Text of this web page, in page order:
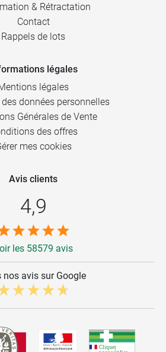
& Rétractation
Contact
Rappels de lots
légales
légales
données personnelles
Générales de Vente
des offres
mes cookies
Avis clients
4,9
les 58579 avis
nos avis sur Google